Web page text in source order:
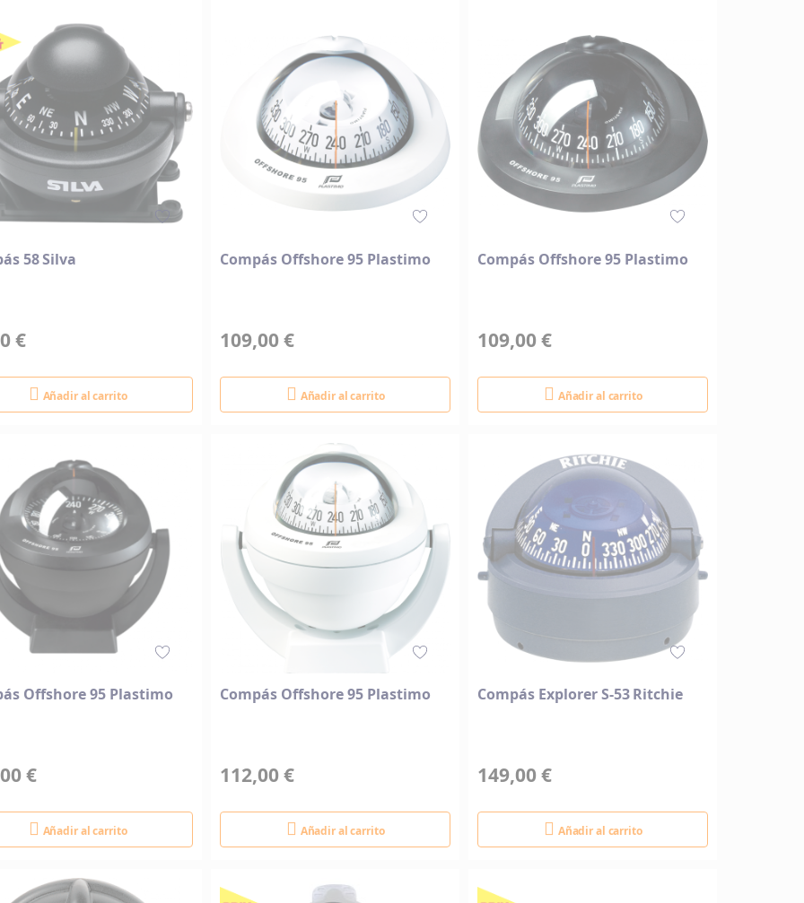
58 Silva
€
Añadir al carrito
Compás Offshore 95 Plastimo
109,00 €
Añadir al carrito
Compás Offshore 95 Plastimo
109,00 €
Añadir al carrito
Offshore 95 Plastimo
€
Añadir al carrito
Compás Offshore 95 Plastimo
112,00 €
Añadir al carrito
Compás Explorer S-53 Ritchie
149,00 €
Añadir al carrito